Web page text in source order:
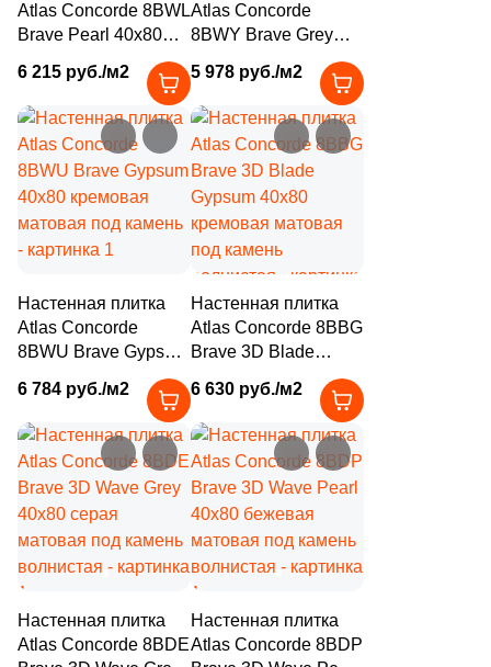
9.5x60 ( 80
10x25 (1)
10x60 (
10x31.7 (4)
10x20 (1)
11x30 (1)
12x20 (
14.5x27 (1)
14.8x14.8 (9)
15x60 (6)
15x25 (3)
15x31.6 (1)
15x28 (2)
15x80 (1)
Atlas Concorde 8BWL
Brave Pearl 40x80
бежевая матовая
под камень
6 215 руб./м2
Atlas Concorde
8BWY Brave Grey
матовая под камень
5 978 руб./м2
Настенная плитка
Atlas Concorde
8BWU Brave Gypsum
матовая под камень
6 784 руб./м2
Настенная плитка
Atlas Concorde 8BBG
Brave 3D Blade
кремовая матовая
под камень
волнистая
6 630 руб./м2
Настенная плитка
Atlas Concorde 8BDE
Настенная плитка
Atlas Concorde 8BDP